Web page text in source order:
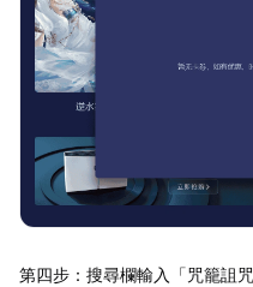
第四步：搜尋欄輸入「咒籠詛